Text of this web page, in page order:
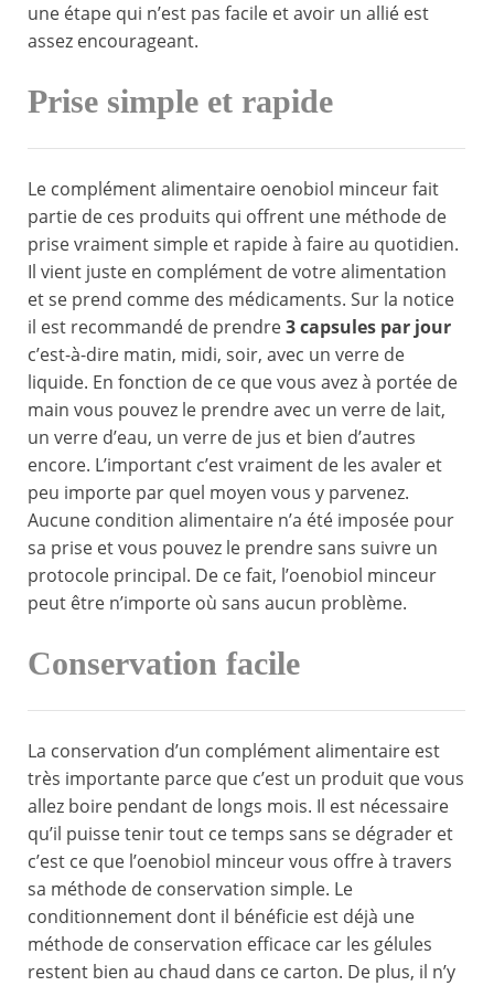
une étape qui n’est pas facile et avoir un allié est
assez encourageant.
Prise simple et rapide
Le complément alimentaire oenobiol minceur fait
partie de ces produits qui offrent une méthode de
prise vraiment simple et rapide à faire au quotidien.
Il vient juste en complément de votre alimentation
et se prend comme des médicaments. Sur la notice
il est recommandé de prendre3 capsules par jour
c’est-à-dire matin, midi, soir, avec un verre de
liquide. En fonction de ce que vous avez à portée de
main vous pouvez le prendre avec un verre de lait,
un verre d’eau, un verre de jus et bien d’autres
encore. L’important c’est vraiment de les avaler et
peu importe par quel moyen vous y parvenez.
Aucune condition alimentaire n’a été imposée pour
sa prise et vous pouvez le prendre sans suivre un
protocole principal. De ce fait, l’oenobiol minceur
peut être n’importe où sans aucun problème.
Conservation facile
La conservation d’un complément alimentaire est
très importante parce que c’est un produit que vous
allez boire pendant de longs mois. Il est nécessaire
qu’il puisse tenir tout ce temps sans se dégrader et
c’est ce que l’oenobiol minceur vous offre à travers
sa méthode de conservation simple. Le
conditionnement dont il bénéficie est déjà une
méthode de conservation efficace car les gélules
restent bien au chaud dans ce carton. De plus, il n’y